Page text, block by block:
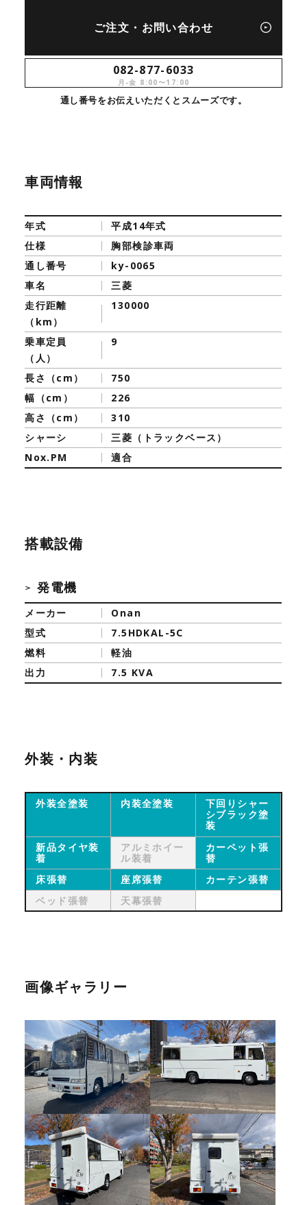
ご注文・お問い合わせ
082-877-6033
月-金 8:00〜17:00
通し番号をお伝えいただくとスムーズです。
車両情報
年式
平成14年式
仕様
胸部検診車両
通し番号
ky-0065
車名
三菱
走行距離
（km）
130000
乗車定員
（人）
9
長さ（cm）
750
幅（cm）
226
高さ（cm）
310
シャーシ
三菱（トラックベース）
Nox.PM
適合
搭載設備
発電機
メーカー
Onan
型式
7.5HDKAL-5C
燃料
軽油
出力
7.5 KVA
外装・内装
外装全塗装 内装全塗装
下回りシャー
シブラック塗
装
新品タイヤ装
着
アルミホイー
ル装着
カーペット張
替
床張替
座席張替
カーテン張替
ベッド張替
天幕張替
画像ギャラリー